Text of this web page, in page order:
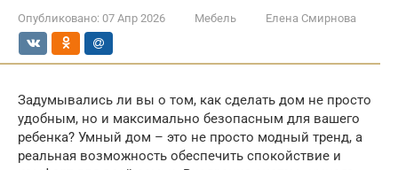
Опубликовано: 07 Апр 2026 Мебель Елена Смирнова
Задумывались ли вы о том, как сделать дом не просто
удобным, но и максимально безопасным для вашего
ребенка? Умный дом – это не просто модный тренд, а
реальная возможность обеспечить спокойствие и